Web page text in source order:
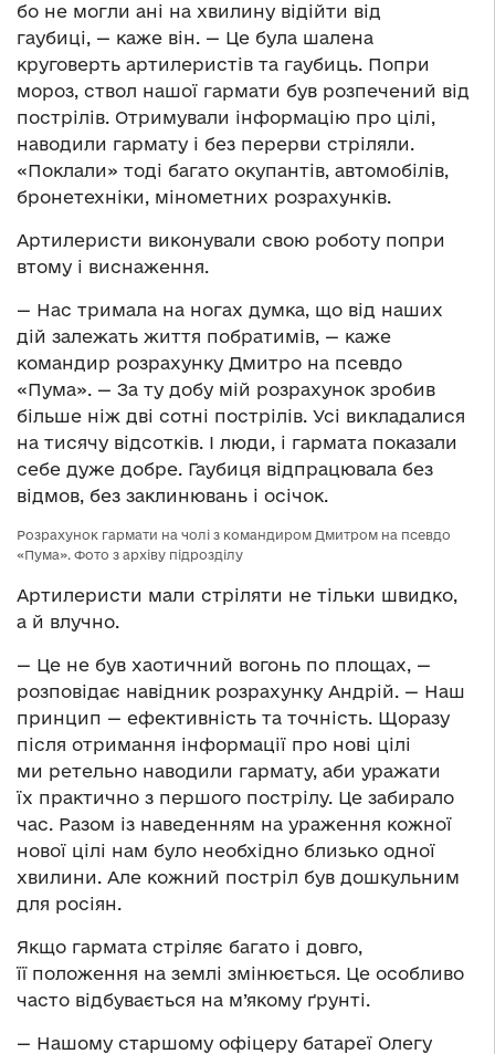
бо не могли ані на хвилину відійти від
гаубиці, — каже він. — Це була шалена
круговерть артилеристів та гаубиць. Попри
мороз, ствол нашої гармати був розпечений від
пострілів. Отримували інформацію про цілі,
наводили гармату і без перерви стріляли.
«Поклали» тоді багато окупантів, автомобілів,
бронетехніки, мінометних розрахунків.
Артилеристи виконували свою роботу попри
втому і виснаження.
— Нас тримала на ногах думка, що від наших
дій залежать життя побратимів, — каже
командир розрахунку Дмитро на псевдо
«Пума». — За ту добу мій розрахунок зробив
більше ніж дві сотні пострілів. Усі викладалися
на тисячу відсотків. І люди, і гармата показали
себе дуже добре. Гаубиця відпрацювала без
відмов, без заклинювань і осічок.
Розрахунок гармати на чолі з командиром Дмитром на псевдо
«Пума». Фото з архіву підрозділу
Артилеристи мали стріляти не тільки швидко,
а й влучно.
— Це не був хаотичний вогонь по площах, —
розповідає навідник розрахунку Андрій. — Наш
принцип — ефективність та точність. Щоразу
після отримання інформації про нові цілі
ми ретельно наводили гармату, аби уражати
їх практично з першого пострілу. Це забирало
час. Разом із наведенням на ураження кожної
нової цілі нам було необхідно близько одної
хвилини. Але кожний постріл був дошкульним
для росіян.
Якщо гармата стріляє багато і довго,
її положення на землі змінюється. Це особливо
часто відбувається на м’якому ґрунті.
— Нашому старшому офіцеру батареї Олегу